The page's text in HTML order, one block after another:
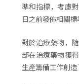
準和指標，考慮
日之前發佈相關標
對於治療藥物，
部在治療藥物獲
生產籌備工作創造